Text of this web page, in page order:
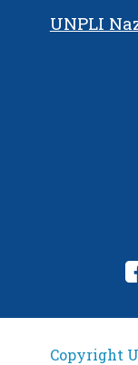
UNPLI
Copyright